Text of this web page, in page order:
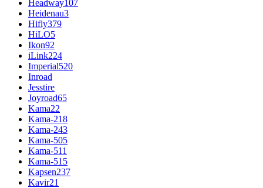
Headway107
Heidenau3
Hifly379
HiLO5
Ikon92
iLink224
Imperial520
Inroad
Jesstire
Joyroad65
Kama22
Kama-218
Kama-243
Kama-505
Kama-511
Kama-515
Kapsen237
Kavir21